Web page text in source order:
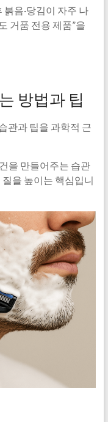
음·당김이 자주 나
거품 전용 제품”을
방법과 팁
관과 팁을 과학적 근
을 만들어주는 습관
을 높이는 핵심입니